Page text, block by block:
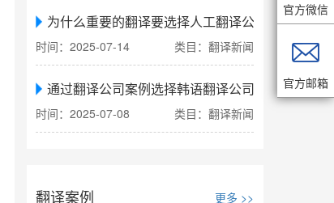
为什么重要的翻译要选择人工翻译公司
时间：2025-07-14 类目：翻译新闻
通过翻译公司案例选择韩语翻译公司
时间：2025-07-08 类目：翻译新闻
翻译案例 更多 >>
官方微信

官方邮箱